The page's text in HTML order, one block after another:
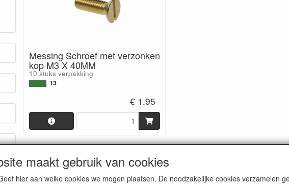
Messing Schroef met verzonken
kop M3 X 40MM
10 stuks verpakking
13
€ 1.95
maakt gebruik van cookies
hier aan welke cookies we mogen plaatsen. De noodzakelijke cookies verzamelen